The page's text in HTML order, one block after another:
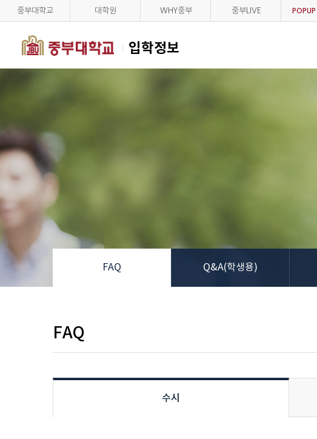
입학정보
중부대학교 대학원 WHY중부 중부LIVE POPUP
FAQ Q&A(학생용)
FAQ
수시